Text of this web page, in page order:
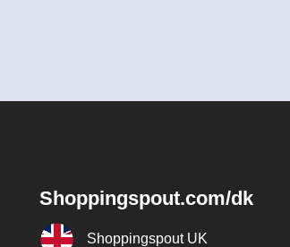
Shoppingspout.com/dk
Shoppingspout UK